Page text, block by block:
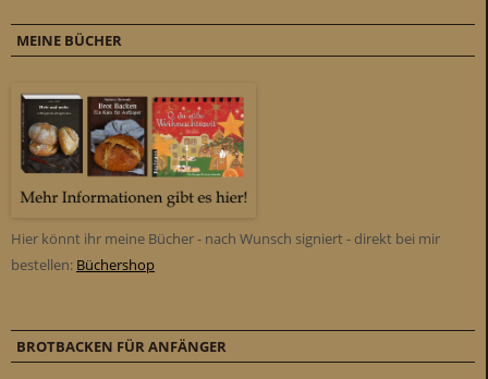
MEINE BÜCHER
Hier könnt ihr meine Bücher - nach Wunsch signiert - direkt bei mir
bestellen: Büchershop
BROTBACKEN FÜR ANFÄNGER